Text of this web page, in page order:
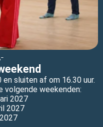
sluiten af om 16.30 uur.
volgende weekenden:
2027
2027